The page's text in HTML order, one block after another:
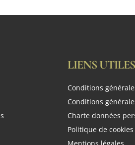
LIENS UTILES
Conditions
Conditions
Charte données
Politique de cookies